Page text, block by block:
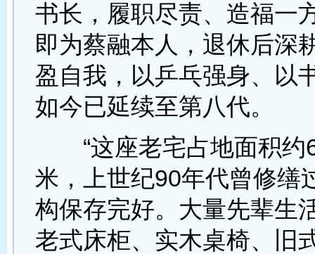
书长，履职尽责、造福一
即为蔡融本人，退休后深
盈自我，以乒乓强身、以
如今已延续至第八代。
“这座老宅占地面积约
米，上世纪90年代曾修缮
构保存完好。大量先辈生
老式床柜、实木桌椅、旧